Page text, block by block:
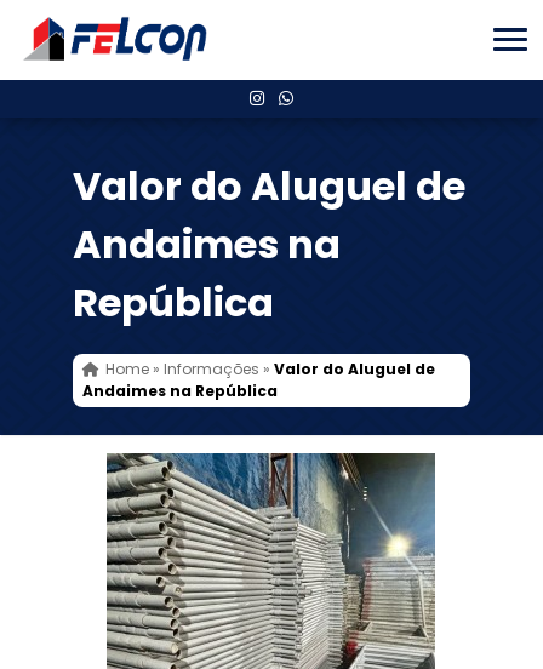
Valor do Aluguel de
Andaimes na
República
Home» Informações » Valor do Aluguel de
Andaimes na República